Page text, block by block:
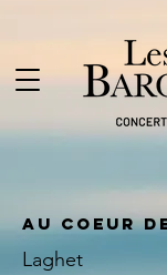
Au coeur
Laghet